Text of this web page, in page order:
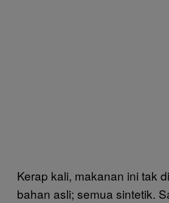
Kerap kali, makanan ini tak
bahan asli; semua sintetik.